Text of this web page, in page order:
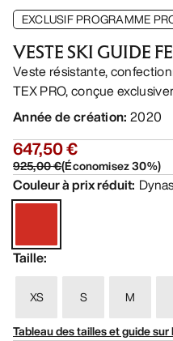
EXCLUSIF PROGRAMME
VESTE SKI GUIDE
Veste résistante,
TEX PRO, conçue
Année de création: 2020
647,50 €
925,00 €(Économisez30%)
Couleur à prix réduit:
Taille:
XS S M
Tableau des tailles et guide